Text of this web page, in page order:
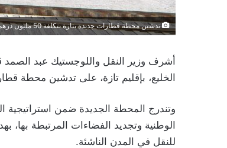
تدشين محطة قطارات جديدة بتازة بتكلفة 50 مليون درهم
أشرف وزير النقل واللوجستيك عبد الصمد
الخليع، بإقليم تازة، على تدشين محطة قطارات
وتندرج المحطة الجديدة ضمن
الوطنية وتجديد الفضاءات المرتبطة بها،
للنقل في المدن الناشئة.